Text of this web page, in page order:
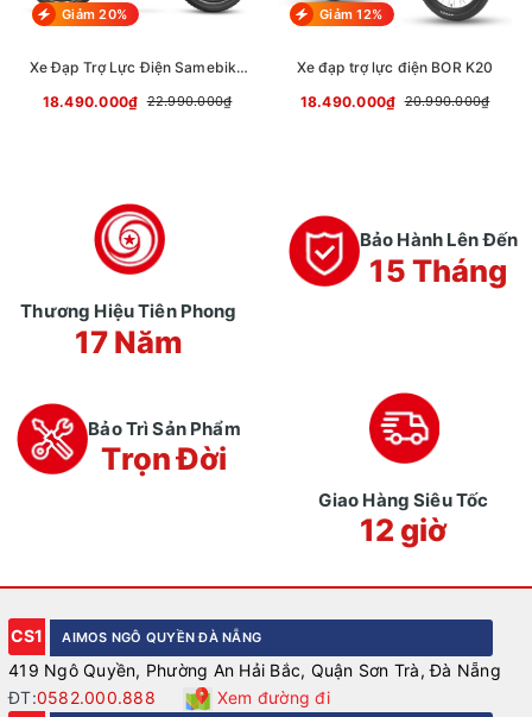
Giảm 20%
Xe Đạp Trợ Lực Điện Samebike
18.490.000₫ 22.990.000₫
Giảm 12%
Xe đạp trợ lực điện BOR K20
18.490.000₫ 20.990.000₫
Thương Hiệu Tiên Phong
17 Năm
Bảo Hành Lên Đến
15 Tháng
Bảo Trì Sản Phẩm
Trọn Đời
Giao Hàng Siêu Tốc
12 giờ
CS1 AIMOS NGÔ QUYỀN ĐÀ NẴNG
419 Ngô Quyền, Phường An Hải Bắc, Quận Sơn Trà, Đà Nẵng
ĐT:0582.000.888
Xem đường đi